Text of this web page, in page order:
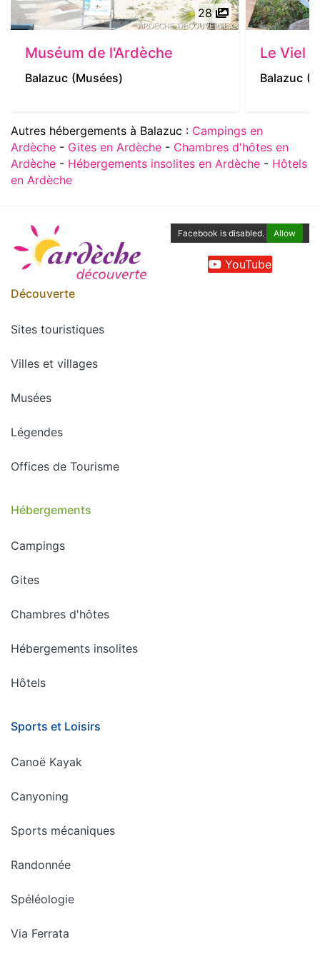
28
Muséum de l'Ardèche
Balazuc (Musées)
Le Viel
Balazuc
Autres hébergements à Balazuc : Campings en
Ardèche - Gites en Ardèche - Chambres d'hôtes en
Ardèche - Hébergements insolites en Ardèche - Hôtels
en Ardèche
Facebook is disabled. Allow
YouTube
Découverte
Sites touristiques
Villes et villages
Musées
Légendes
Offices de Tourisme
Hébergements
Campings
Gites
Chambres d'hôtes
Hébergements insolites
Hôtels
Sports et Loisirs
Canoë Kayak
Canyoning
Sports mécaniques
Randonnée
Spéléologie
Via Ferrata